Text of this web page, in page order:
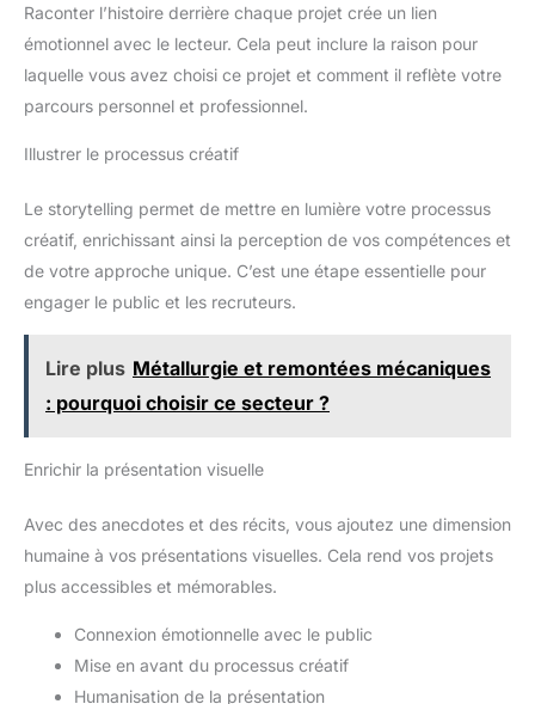
Raconter l’histoire derrière chaque projet crée un lien
émotionnel avec le lecteur. Cela peut inclure la raison pour
laquelle vous avez choisi ce projet et comment il reflète votre
parcours personnel et professionnel.
Illustrer le processus créatif
Le storytelling permet de mettre en lumière votre processus
créatif, enrichissant ainsi la perception de vos compétences et
de votre approche unique. C’est une étape essentielle pour
engager le public et les recruteurs.
Lire plus Métallurgie et remontées mécaniques
: pourquoi choisir ce secteur ?
Enrichir la présentation visuelle
Avec des anecdotes et des récits, vous ajoutez une dimension
humaine à vos présentations visuelles. Cela rend vos projets
plus accessibles et mémorables.
Connexion émotionnelle avec le public
Mise en avant du processus créatif
Humanisation de la présentation